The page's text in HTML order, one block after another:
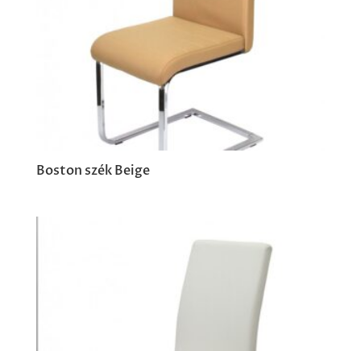
Boston szék Beige